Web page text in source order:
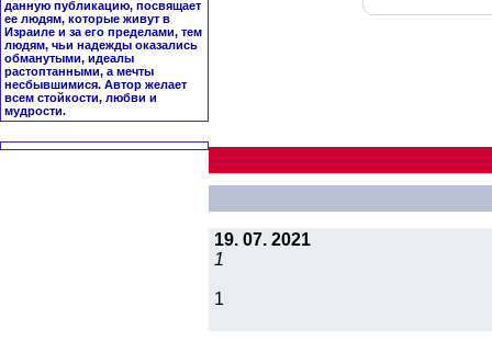
данную публикацию, посвящает
ее людям, которые живут в
Израиле и за его пределами, тем
людям, чьи надежды оказались
обманутыми, идеалы
растоптанными, а мечты
несбывшимися. Автор желает
всем стойкости, любви и
мудрости.
19. 07. 2021
1
1